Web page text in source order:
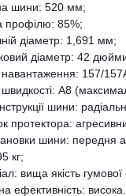
шини: 520 мм;
профілю: 85%;
діаметр: 1,691 мм;
діаметр: 42
навантаження: 157/
швидкості: A8
шини:
протектора:
шини: передня
кг;
вища якість гумової
ефективність: висока.